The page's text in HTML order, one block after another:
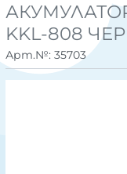
KKL-808
Арт.№: 35703